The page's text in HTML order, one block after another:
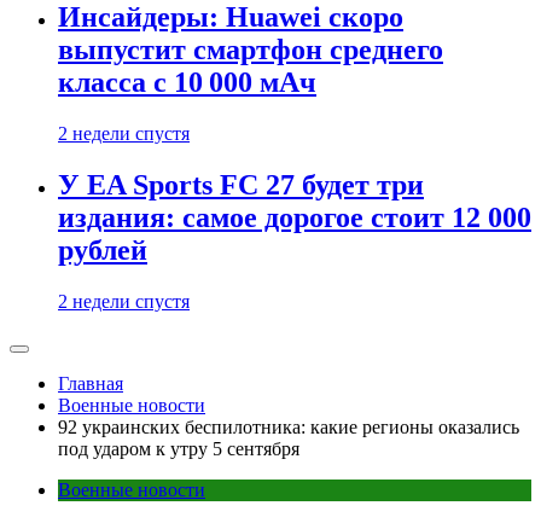
Инсайдеры: Huawei скоро
выпустит смартфон среднего
класса с 10 000 мАч
2 недели спустя
У EA Sports FC 27 будет три
издания: самое дорогое стоит 12 000
рублей
2 недели спустя
Главная
Военные новости
92 украинских беспилотника: какие регионы оказались
под ударом к утру 5 сентября
Военные новости